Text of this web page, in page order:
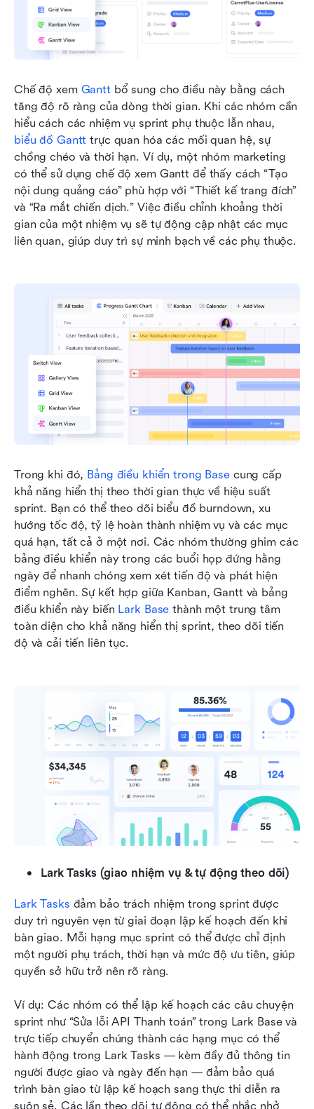
Chế độ xem Gantt bổ sung cho điều này bằng cách
tăng độ rõ ràng của dòng thời gian. Khi các nhóm cần
biểu đồ Gantt trực quan hóa các mối quan hệ, sự
chồng chéo và thời hạn. Ví dụ, một nhóm marketing
có thể sử dụng chế độ xem Gantt để thấy cách “Tạo
nội dung quảng cáo” phù hợp với “Thiết kế trang đích”
và “Ra mắt chiến dịch.” Việc điều chỉnh khoảng thời
gian của một nhiệm vụ sẽ tự động cập nhật các mục
liên quan, giúp duy trì sự minh bạch về các phụ thuộc.
Trong khi đó, Bảng điều khiển trong Base cung cấp
khả năng hiển thị theo thời gian thực về hiệu suất
sprint. Bạn có thể theo dõi biểu đồ burndown, xu
hướng tốc độ, tỷ lệ hoàn thành nhiệm vụ và các mục
quá hạn, tất cả ở một nơi. Các nhóm thường ghim các
bảng điều khiển này trong các buổi họp đứng hằng
ngày để nhanh chóng xem xét tiến độ và phát hiện
điểm nghẽn. Sự kết hợp giữa Kanban, Gantt và bảng
điều khiển này biến Lark Base thành một trung tâm
toàn diện cho khả năng hiển thị sprint, theo dõi tiến
độ và cải tiến liên tục.
Lark Tasks (giao nhiệm vụ & tự động theo dõi)
Lark Tasks đảm bảo trách nhiệm trong sprint được
duy trì nguyên vẹn từ giai đoạn lập kế hoạch đến khi
bàn giao. Mỗi hạng mục sprint có thể được chỉ định
một người phụ trách, thời hạn và mức độ ưu tiên, giúp
quyền sở hữu trở nên rõ ràng.
Ví dụ: Các nhóm có thể lập kế hoạch các câu chuyện
sprint như “Sửa lỗi API Thanh toán” trong Lark Base và
trực tiếp chuyển chúng thành các hạng mục có thể
hành động trong Lark Tasks — kèm đầy đủ thông tin
người được giao và ngày đến hạn — đảm bảo quá
trình bàn giao từ lập kế hoạch sang thực thi diễn ra
suôn sẻ. Các lần theo dõi tự động có thể nhắc nhở